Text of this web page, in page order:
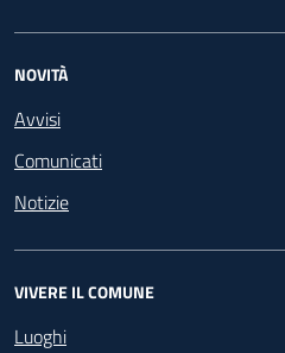
NOVITÀ
Avvisi
Comunicati
Notizie
VIVERE IL COMUNE
Luoghi